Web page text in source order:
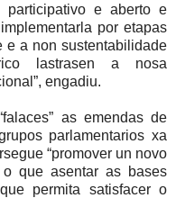
participativo e aberto e
por etapas
e a non sustentabilidade
lastrasen a nosa
engadiu.
as emendas de
parlamentarios xa
“promover un novo
que asentar as bases
permita satisfacer o